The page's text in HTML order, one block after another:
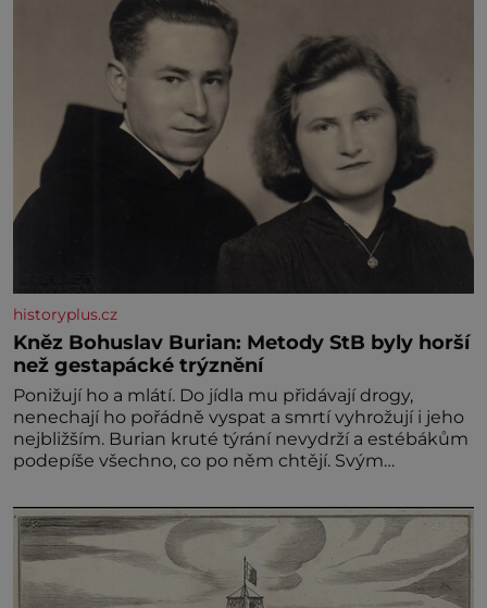
historyplus.cz
Kněz Bohuslav Burian: Metody StB byly horší
než gestapácké trýznění
Ponižují ho a mlátí. Do jídla mu přidávají drogy,
nenechají ho pořádně vyspat a smrtí vyhrožují i jeho
nejbližším. Burian kruté týrání nevydrží a estébákům
podepíše všechno, co po něm chtějí. Svým
výslechů nikdo nevyvíjel fyzický ani psychický nátlak.
Syn brněnského řezníka chce být knězem a